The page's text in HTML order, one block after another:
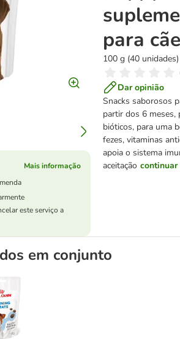
para
100 g (40 unidades)
Dar opinião
Snacks saborosos
partir dos 6 meses,
bióticos, para uma
fezes, vitaminas
apoia o sistema
aceitação continuar
Mais informação
este serviço a
em conjunto
suplemento para cães
Training Treats